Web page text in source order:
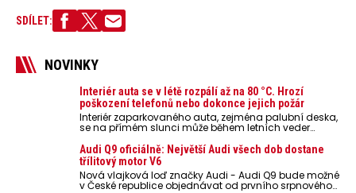
SDÍLET:
NOVINKY
Interiér auta se v létě rozpálí až na 80 °C. Hrozí
poškození telefonů nebo dokonce jejich požár
Interiér zaparkovaného auta, zejména palubní deska,
se na přímém slunci může během letních veder
nebezpečí pro odložené mobilní telefony, powerbanky
nebo notebooky. Můžou urychlit stárnutí baterií,
poškodit elektroniku a ve výjimečných případech i
zvýšit riziko požáru.
Audi Q9 oficiálně: Největší Audi všech dob dostane
třílitový motor V6
Nová vlajková loď značky Audi - Audi Q9 bude možné
v České republice objednávat od prvního srpnového